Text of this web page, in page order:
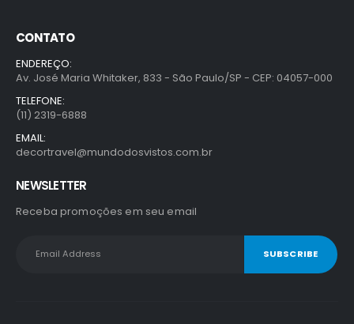
CONTATO
ENDEREÇO:
Av. José Maria Whitaker, 833 - São Paulo/SP - CEP: 04057-000
TELEFONE:
(11) 2319-6888
EMAIL:
decortravel@mundodosvistos.com.br
NEWSLETTER
Receba promoções em seu email